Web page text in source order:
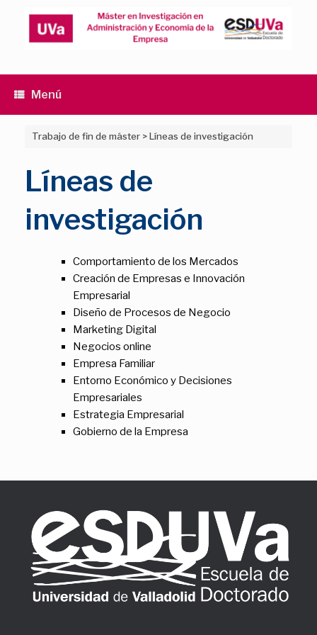
contenido
Menú
Trabajo de fin de máster>Líneas de investigación
Líneas de
investigación
Comportamiento de los Mercados
Creación de Empresas e Innovación
Empresarial
Diseño de Procesos de Negocio
Marketing Digital
Negocios online
Empresa Familiar
Entorno Económico y Decisiones
Empresariales
Estrategia Empresarial
Gobierno de la Empresa